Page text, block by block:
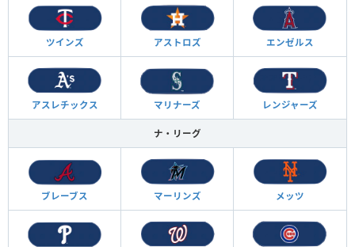
ツインズ アストロズ エンゼルス
アスレチックス マリナーズ レンジャーズ
ナ・リーグ
ブレーブス マーリンズ メッツ